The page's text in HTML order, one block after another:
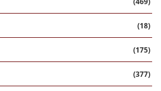
(18)
(175)
(377)